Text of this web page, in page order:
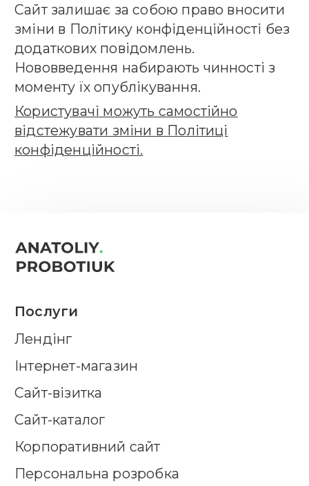
Сайт залишає за собою право вносити
зміни в Політику конфіденційності без
додаткових повідомлень.
Нововведення набирають чинності з
моменту їх опублікування.
Користувачі можуть самостійно
відстежувати зміни в Політиці
конфіденційності.
Послуги
Лендінг
Інтернет-магазин
Сайт-візитка
Сайт-каталог
Корпоративний сайт
Персональна розробка